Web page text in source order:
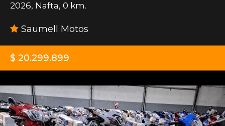
2026, Nafta, 0 km.
Saumell Motos
$ 20.299.899